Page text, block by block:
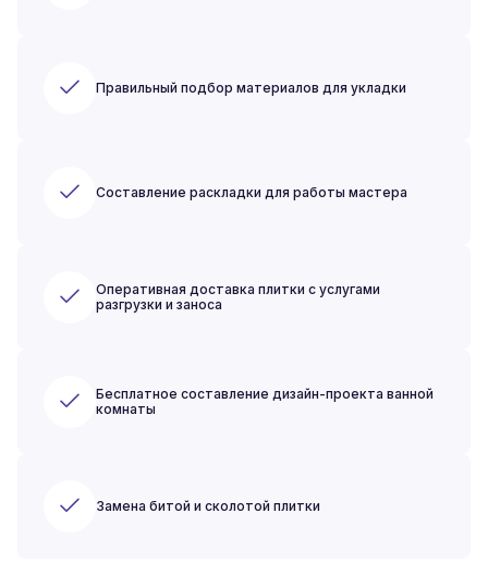
Правильный подбор материалов для укладки
Составление раскладки для работы мастера
Оперативная доставка плитки с услугами
разгрузки и заноса
Бесплатное составление дизайн-проекта ванной
комнаты
Замена битой и сколотой плитки